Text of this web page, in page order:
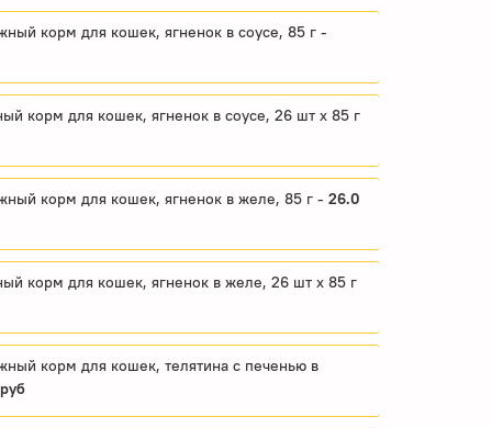
корм для кошек, ягненок в соусе, 85 г -
корм для кошек, ягненок в соусе, 26 шт x 85 г
корм для кошек, ягненок в желе, 85 г - 26.0
корм для кошек, ягненок в желе, 26 шт x 85 г
корм для кошек, телятина с печенью в